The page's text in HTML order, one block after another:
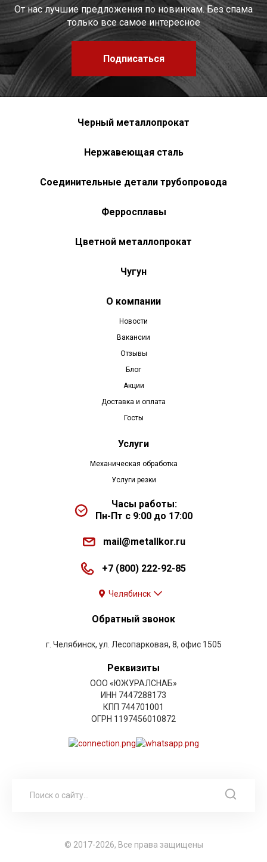
От нас лучшие предложения по новинкам. Без спама
только все самое интересное
Подписаться
Черный металлопрокат
Нержавеющая сталь
Соединительные детали трубопровода
Ферросплавы
Цветной металлопрокат
Чугун
О компании
Новости
Вакансии
Отзывы
Блог
Акции
Доставка и оплата
Госты
Услуги
Механическая обработка
Услуги резки
Часы работы:
Пн-Пт с 9:00 до 17:00
mail@metallkor.ru
+7 (800) 222-92-85
Челябинск
Обратный звонок
г. Челябинск, ул. Лесопарковая, 8, офис 1505
Реквизиты
ООО «ЮЖУРАЛСНАБ»
ИНН 7447288173
КПП 744701001
ОГРН 1197456010872
© 2017-2026, Все права защищены